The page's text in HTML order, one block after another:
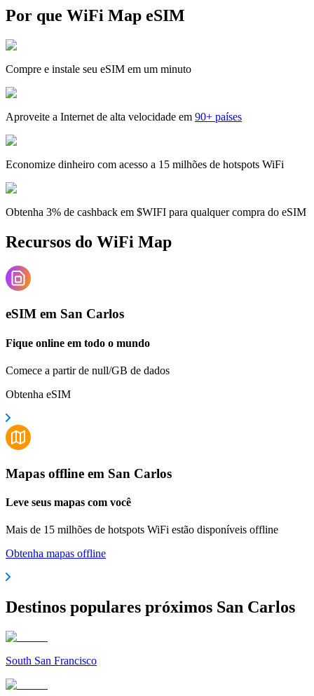
Por que WiFi Map eSIM
Compre e instale seu eSIM em um minuto
Aproveite a Internet de alta velocidade em 90+ países
Economize dinheiro com acesso a 15 milhões de hotspots WiFi
Obtenha 3% de cashback em $WIFI para qualquer compra do eSIM
Recursos do WiFi Map
eSIM em San Carlos
Fique online em todo o mundo
Comece a partir de null/GB de dados
Obtenha eSIM
Mapas offline em San Carlos
Leve seus mapas com você
Mais de 15 milhões de hotspots WiFi estão disponíveis offline
Obtenha mapas offline
Destinos populares próximos San Carlos
South San Francisco